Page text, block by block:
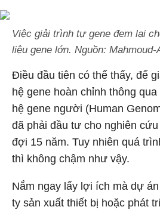
Việc giải trình tự gene đem lại
liệu gene lớn. Nguồn: Mahmoud-
Điều đầu tiên có thể thấy, để
hệ gene hoàn chỉnh thông
hệ gene người (Human
đã phải đầu tư cho nghiên
đợi 15 năm. Tuy nhiên quá
thì không chậm như vậy.
Nắm ngay lấy lợi ích mà dự
ty sản xuất thiết bị hoặc phát